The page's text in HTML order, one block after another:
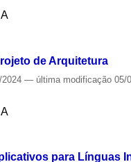
de Arquitetura
2024— última modificação 05/
para Línguas